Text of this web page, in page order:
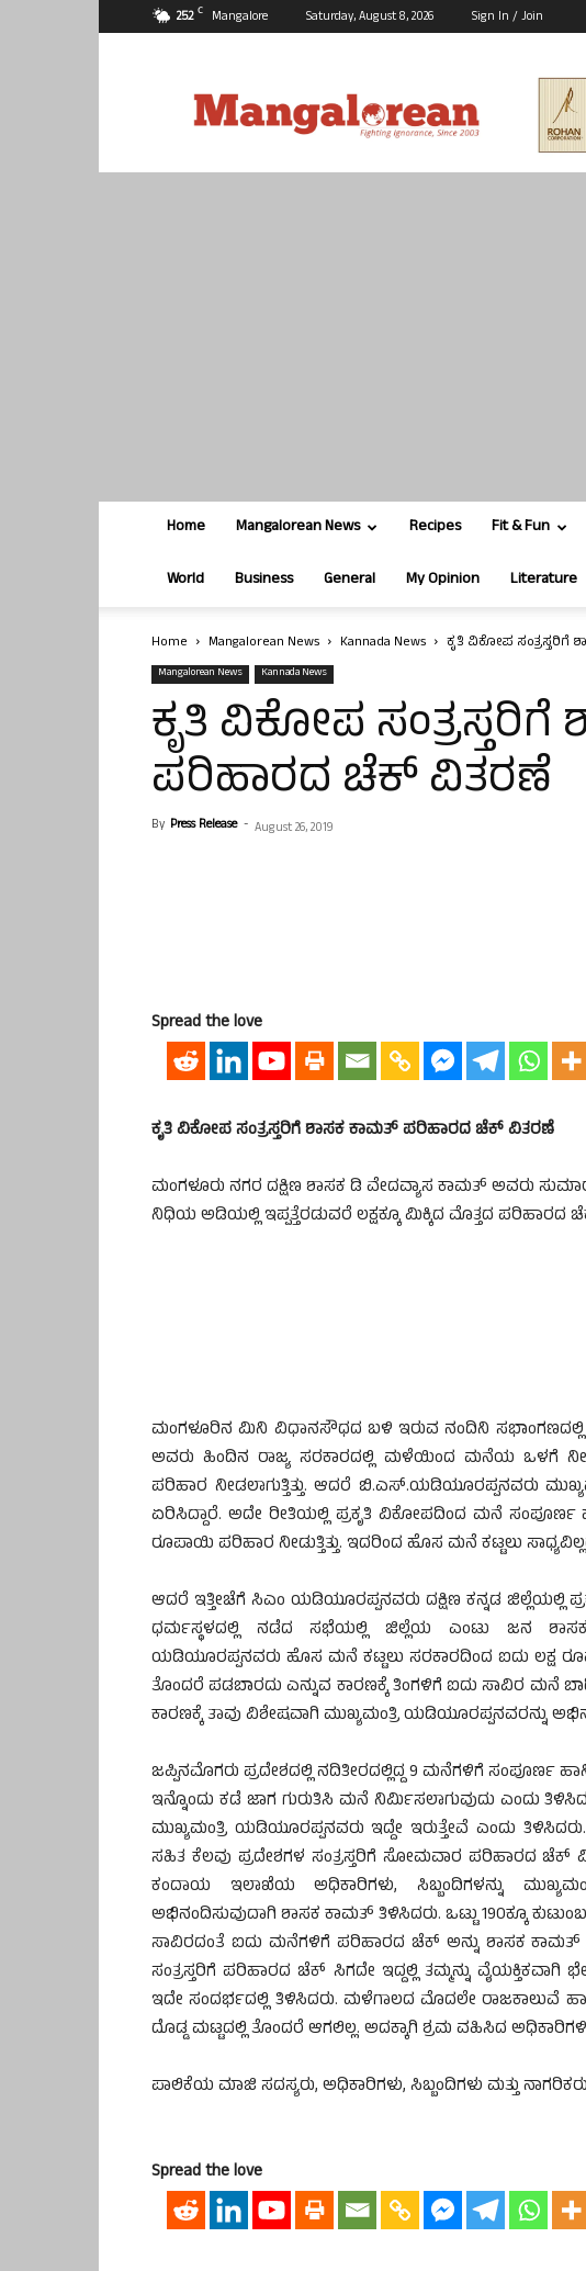
25.2 C Mangalore Saturday, August 8, 2026 Sign In / Join
Home Mangalorean News Recipes Fit & Fun
World Business General My Opinion Literature
Home Mangalorean News Kannada News ಕೃತಿ ವಿಕೋಪ
Mangalorean News Kannada News
ಕೃತಿ ವಿಕೋಪ
ಪರಿಹಾರದ ಚೆಕ್ ವಿತರಣೆ
By Press Release - August 26, 2019
Spread the love
ಕೃತಿ ವಿಕೋಪ ಸಂತ್ರಸ್ತರಿಗೆ ಶಾಸಕ ಕಾಮತ್ ಪರಿಹಾರದ ಚೆಕ್ ವಿತರಣೆ
ಮಂಗಳೂರು ನಗರ ದಕ್ಷಿಣ ಶಾಸಕ ಡಿ ವೇದವ್ಯಾಸ ಕಾಮತ್ ಅವರು
ನಿಧಿಯ ಅಡಿಯಲ್ಲಿ ಇಪ್ಪತ್ತೆರಡುವರೆ ಲಕ್ಷಕ್ಕೂ ಮಿಕ್ಕಿದ ಮೊತ್ತದ ಪರಿಹಾರದ
ಮಂಗಳೂರಿನ ಮಿನಿ ವಿಧಾನಸೌಧದ ಬಳಿ ಇರುವ ನಂದಿನಿ
ಅವರು ಹಿಂದಿನ ರಾಜ್ಯ ಸರಕಾರದಲ್ಲಿ ಮಳೆಯಿಂದ ಮನೆಯ ಒಳಗೆ
ಪರಿಹಾರ ನೀಡಲಾಗುತ್ತಿತ್ತು. ಆದರೆ ಬಿ.ಎಸ್.ಯಡಿಯೂರಪ್ಪನವರು
ಏರಿಸಿದ್ದಾರೆ. ಅದೇ ರೀತಿಯಲ್ಲಿ ಪ್ರಕೃತಿ ವಿಕೋಪದಿಂದ ಮನೆ ಸಂಪೂರ್ಣ
ರೂಪಾಯಿ ಪರಿಹಾರ ನೀಡುತ್ತಿತ್ತು. ಇದರಿಂದ ಹೊಸ ಮನೆ ಕಟ್ಟಲು
ಆದರೆ ಇತ್ತೀಚೆಗೆ ಸಿಎಂ ಯಡಿಯೂರಪ್ಪನವರು ದಕ್ಷಿಣ ಕನ್ನಡ ಜಿಲ್ಲೆಯಲ್ಲಿ
ಧರ್ಮಸ್ಥಳದಲ್ಲಿ ನಡೆದ ಸಭೆಯಲ್ಲಿ ಜಿಲ್ಲೆಯ ಎಂಟು ಜನ
ಯಡಿಯೂರಪ್ಪನವರು ಹೊಸ ಮನೆ ಕಟ್ಟಲು ಸರಕಾರದಿಂದ ಐದು ಲಕ್ಷ
ತೊಂದರೆ ಪಡಬಾರದು ಎನ್ನುವ ಕಾರಣಕ್ಕೆ ತಿಂಗಳಿಗೆ ಐದು ಸಾವಿರ ಮನೆ
ಕಾರಣಕ್ಕೆ ತಾವು ವಿಶೇಷವಾಗಿ ಮುಖ್ಯಮಂತ್ರಿ ಯಡಿಯೂರಪ್ಪನವರನ್ನು
ಜಪ್ಪಿನಮೊಗರು ಪ್ರದೇಶದಲ್ಲಿ ನದಿತೀರದಲ್ಲಿದ್ದ 9 ಮನೆಗಳಿಗೆ ಸಂಪೂರ್ಣ
ಇನ್ನೊಂದು ಕಡೆ ಜಾಗ ಗುರುತಿಸಿ ಮನೆ ನಿರ್ಮಿಸಲಾಗುವುದು ಎಂದು
ಮುಖ್ಯಮಂತ್ರಿ ಯಡಿಯೂರಪ್ಪನವರು ಇದ್ದೇ ಇರುತ್ತೇವೆ ಎಂದು
ಸಹಿತ ಕೆಲವು ಪ್ರದೇಶಗಳ ಸಂತ್ರಸ್ತರಿಗೆ ಸೋಮವಾರ ಪರಿಹಾರದ ಚೆಕ್
ಕಂದಾಯ ಇಲಾಖೆಯ ಅಧಿಕಾರಿಗಳು, ಸಿಬ್ಬಂದಿಗಳನ್ನು
ಅಭಿನಂದಿಸುವುದಾಗಿ ಶಾಸಕ ಕಾಮತ್ ತಿಳಿಸಿದರು. ಒಟ್ಟು 190ಕ್ಕೂ
ಸಾವಿರದಂತೆ ಐದು ಮನೆಗಳಿಗೆ ಪರಿಹಾರದ ಚೆಕ್ ಅನ್ನು ಶಾಸಕ ಕಾಮತ್
ಸಂತ್ರಸ್ತರಿಗೆ ಪರಿಹಾರದ ಚೆಕ್ ಸಿಗದೇ ಇದ್ದಲ್ಲಿ ತಮ್ಮನ್ನು
ಇದೇ ಸಂದರ್ಭದಲ್ಲಿ ತಿಳಿಸಿದರು. ಮಳೆಗಾಲದ ಮೊದಲೇ ರಾಜಕಾಲುವೆ
ದೊಡ್ಡ ಮಟ್ಟದಲ್ಲಿ ತೊಂದರೆ ಆಗಲಿಲ್ಲ. ಅದಕ್ಕಾಗಿ ಶ್ರಮ ವಹಿಸಿದ
ಪಾಲಿಕೆಯ ಮಾಜಿ ಸದಸ್ಯರು, ಅಧಿಕಾರಿಗಳು, ಸಿಬ್ಬಂದಿಗಳು ಮತ್ತು
Spread the love